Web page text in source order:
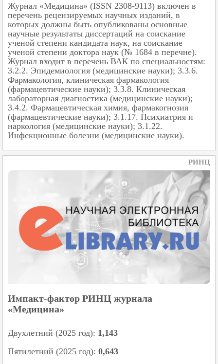
Журнал «Медицина» (ISSN 2308-9113) включен в
перечень рецензируемых научных изданий, в
которых должны быть опубликованы основные
научные результаты диссертаций на соискание
ученой степени кандидата наук, на соискание
ученой степени доктора наук (№ 1684 в перечне).
Журнал входит в перечень ВАК по специальностям:
3.2.2. Эпидемиология (медицинские науки); 3.3.6.
Фармакология, клиническая фармакология
(фармацевтические науки); 3.3.8. Клиническая
лабораторная диагностика (медицинские науки);
3.4.2. Фармацевтическая химия, фармакогнозия
(фармацевтические науки); 3.1.17. Психиатрия и
наркология (медицинские науки); 3.1.22.
Инфекционные болезни (медицинские науки).
РИНЦ
Импакт-фактор РИНЦ журнала
«Медицина»
Двухлетний (2025 год): 1,143
Пятилетний (2025 год): 0,643